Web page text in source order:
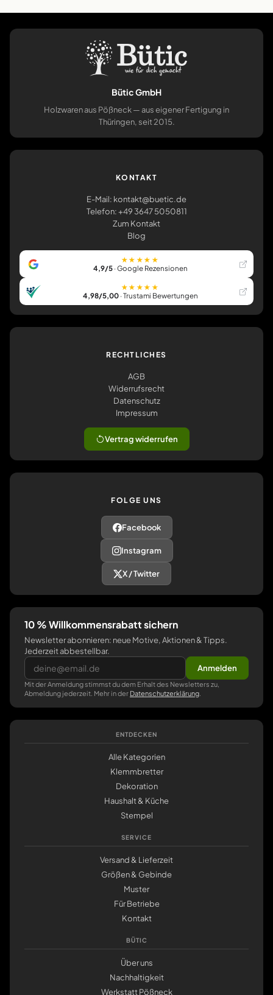
Bütic GmbH
Holzwaren aus Pößneck — aus eigener Fertigung in
Thüringen, seit 2015.
KONTAKT
E-Mail: kontakt@buetic.de
Telefon: +49 3647 5050811
Zum Kontakt
Blog
★★★★★
4,9/5· Google Rezensionen
★★★★★
4,98/5,00· Trustami Bewertungen
RECHTLICHES
AGB
Widerrufsrecht
Datenschutz
Impressum
Vertrag widerrufen
FOLGE UNS
Facebook
Instagram
X / Twitter
10 % Willkommensrabatt sichern
Newsletter abonnieren: neue Motive, Aktionen & Tipps.
Jederzeit abbestellbar.
Anmelden
Mit der Anmeldung stimmst du dem Erhalt des Newsletters zu,
Abmeldung jederzeit. Mehr in der Datenschutzerklärung
ENTDECKEN
Alle Kategorien
Klemmbretter
Dekoration
Haushalt & Küche
Stempel
SERVICE
Versand & Lieferzeit
Größen & Gebinde
Muster
Für Betriebe
Kontakt
BÜTIC
Über uns
Nachhaltigkeit
Werkstatt Pößneck